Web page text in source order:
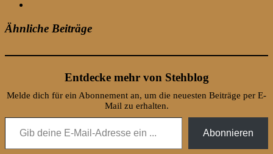
Ähnliche Beiträge
Entdecke mehr von Stehblog
Melde dich für ein Abonnement an, um die neuesten Beiträge per E-
Mail zu erhalten.
Gib deine E-Mail-Adresse ein ...
Abonnieren